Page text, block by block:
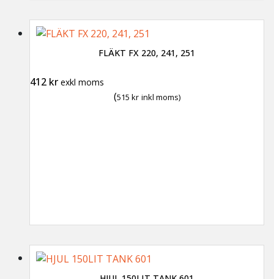
FLÄKT FX 220, 241, 251
412 kr exkl moms
(515 kr inkl moms)